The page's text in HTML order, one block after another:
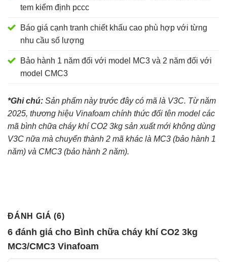
tem kiểm định pccc
Báo giá cạnh tranh chiết khấu cao phù hợp với từng
nhu cầu số lượng
Bảo hành 1 năm đối với model MC3 và 2 năm đối với
model CMC3
*Ghi chú: Sản phẩm này trước đây có mã là V3C. Từ năm
2025, thương hiệu Vinafoam chính thức đổi tên model các
mã bình chữa cháy khí CO2 3kg sản xuất mới không dùng
V3C nữa mà chuyển thành 2 mã khác là MC3 (bảo hành 1
năm) và CMC3 (bảo hành 2 năm).
ĐÁNH GIÁ (6)
6 đánh giá cho Bình chữa cháy khí CO2 3kg
MC3/CMC3 Vinafoam